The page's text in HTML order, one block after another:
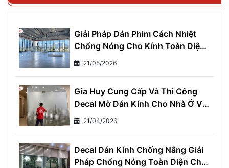
Giải Pháp Dán Phim Cách Nhiệt
Chống Nóng Cho Kính Toàn Diện
- Giảm Ngay 7°C, Tiết Kiệm 30%
21/05/2026
Gia Huy Cung Cấp Và Thi Công
Decal Mờ Dán Kính Cho Nhà Ở Và
Văn Phòng
21/04/2026
Decal Dán Kính Chống Nắng Giải
Pháp Chống Nóng Toàn Diện Cho